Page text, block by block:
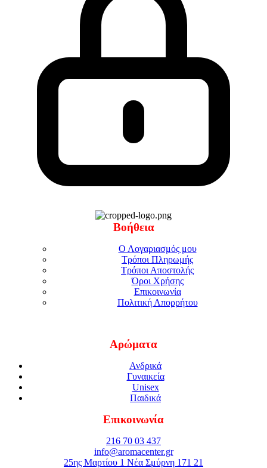
Βοήθεια
Ο Λογαριασμός μου
Τρόποι Πληρωμής
Τρόποι Αποστολής
Όροι Χρήσης
Επικοινωνία
Πολιτική Απορρήτου
Αρώματα
Ανδρικά
Γυναικεία
Unisex
Παιδικά
Επικοινωνία
216 70 03 437
info@aromacenter.gr
25ης Μαρτίου 1 Νέα Σμύρνη 171 21